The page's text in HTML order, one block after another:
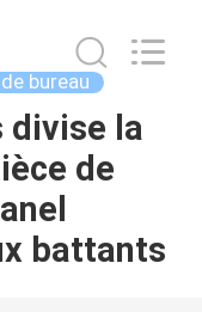
bureau
divise la
de
battants